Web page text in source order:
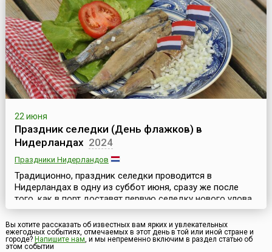
включает в себя несколько замковых зданий,
известный карнавальный зал, уникальный барочный
театр, замковый парк с фонта...
22 июня
Праздник селедки (День флажков) в
Нидерландах 2024
Праздники Нидерландов
Традиционно, праздник селедки проводится в
Нидерландах в одну из суббот июня, сразу же после
того, как в порт доставят первую селедку нового улова.
Этот улов — особенный, поскольку к концу мая сельдь
достигает идеального размера и нагуливает 14
процентов жирности. Этот праздник часто называют
также «День флажков» (нидерл. Vlaggetjesdag). Флажки
Вы хотите рассказать об известных вам ярких и увлекательных
ежегодных событиях, отмечаемых в этот день в той или иной стране и
городе? Напишите нам, и мы непременно включим в раздел статью об
этом событии